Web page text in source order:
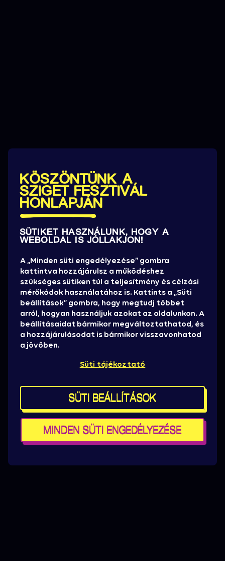
Betöltés...
Betöltés...
KÖSZÖNTÜNK A
SZIGET FESZTIVÁL
HONLAPJÁN
SÜTIKET HASZNÁLUNK, HOGY A
WEBOLDAL IS JÓLLAKJON!
A „Minden süti engedélyezése” gombra
kattintva hozzájárulsz a működéshez
szükséges sütiken túl a teljesítmény és célzási
mérőkódok használatához is. Kattints a „Süti
beállítások” gombra, hogy megtudj többet
arról, hogyan használjuk azokat az oldalunkon. A
beállításaidat bármikor megváltoztathatod, és
a hozzájárulásodat is bármikor visszavonhatod
a jövőben.
Süti tájékoztató
SÜTI BEÁLLÍTÁSOK
MINDEN SÜTI ENGEDÉLYEZÉSE